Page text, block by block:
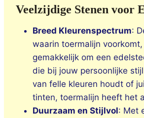
Veelzijdige Stenen voor
Breed Kleurenspectrum:
waarin toermalijn
gemakkelijk om een
die bij jouw persoonlijke
van felle kleuren houdt of
tinten, toermalijn heeft het
Duurzaam en Stijlvol: Met